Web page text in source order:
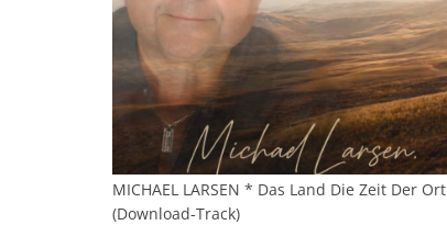
MICHAEL LARSEN * Das Land Die Zeit Der Ort
(Download-Track)